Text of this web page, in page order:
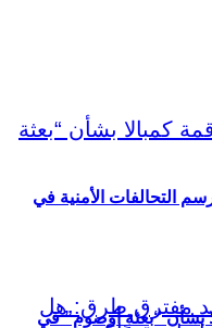
بشأن “بعثة أوصوم” في
التحالفات الأمنية في